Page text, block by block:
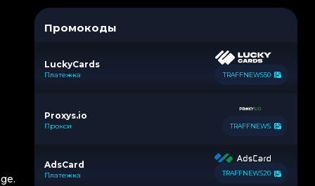
Промокоды
LuckyCards
Платежка TRAFFNEWS50
Proxys.io
Прокси TRAFFNEWS
AdsCard
Платежка TRAFFNEWS20